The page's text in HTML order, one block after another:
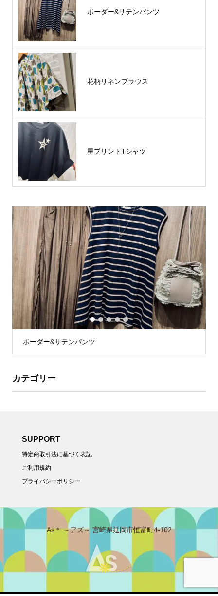
ボーダー&サテンパンツ
花柄リネンブラウス
星プリントTシャツ
ボーダー&サテンパンツ
1 2 3 4 5
カテゴリー
SUPPORT
特定商取引法に基づく表記
ご利用規約
プライバシーポリシー
As＊ ～アズ～ 宮崎県延岡市恒富町4-102